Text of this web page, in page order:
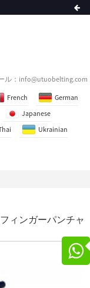
ル： info@utuobelting.com
French
German
Japanese
Ukrainian
ィンガーパンチャ
